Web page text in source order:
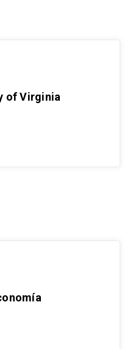
of Virginia